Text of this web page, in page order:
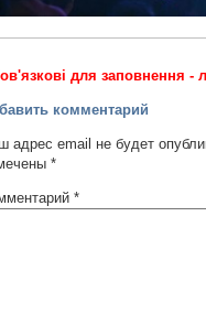
для заповнення -
комментарий
адрес email не будет
*
*